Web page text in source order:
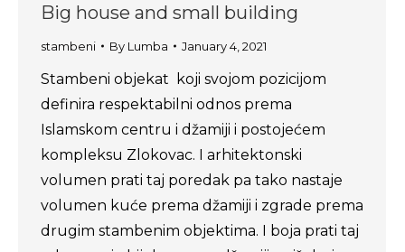
Big house and small building
stambeni By Lumba January 4, 2021
Stambeni objekat koji svojom pozicijom
definira respektabilni odnos prema
Islamskom centru i džamiji i postojećem
kompleksu Zlokovac. I arhitektonski
volumen prati taj poredak pa tako nastaje
volumen kuće prema džamiji i zgrade prema
drugim stambenim objektima. I boja prati taj